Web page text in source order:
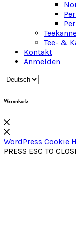
Tee- &
Kontakt
Anmelden
Warenkorb
WordPress Cookie
PRESS ESC TO